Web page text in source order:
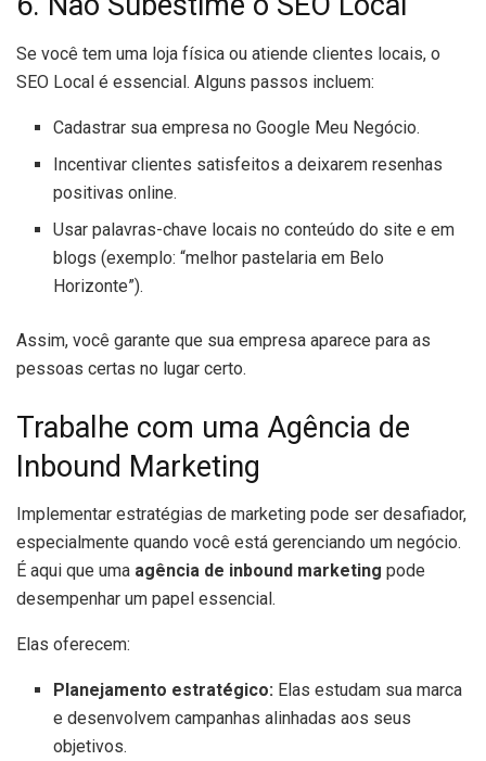
Se você tem uma loja física ou atiende clientes locais, o
SEO Local é essencial. Alguns passos incluem:
Cadastrar sua empresa no Google Meu Negócio.
Incentivar clientes satisfeitos a deixarem resenhas
positivas online.
Usar palavras-chave locais no conteúdo do site e em
blogs (exemplo: “melhor pastelaria em Belo
Horizonte”).
Assim, você garante que sua empresa aparece para as
pessoas certas no lugar certo.
Trabalhe com uma Agência de
Inbound Marketing
Implementar estratégias de marketing pode ser desafiador,
especialmente quando você está gerenciando um negócio.
É aqui que uma agência de inbound marketing pode
desempenhar um papel essencial.
Elas oferecem:
Planejamento estratégico: Elas estudam sua marca
e desenvolvem campanhas alinhadas aos seus
objetivos.